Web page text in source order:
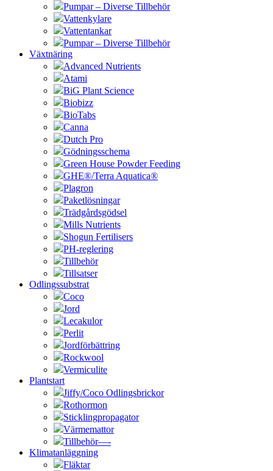
Pumpar – Diverse Tillbehör
Vattenkylare
Vattentankar
Pumpar – Diverse Tillbehör
Växtnäring
Advanced Nutrients
Atami
BiG Plant Science
Biobizz
BioTabs
Canna
Dutch Pro
Gödningsschema
Green House Powder Feeding
GHE®/Terra Aquatica®
Plagron
Paketlösningar
Trädgårdsgödsel
Mills Nutrients
Shogun Fertilisers
PH-reglering
Tillbehör
Tillsatser
Odlingssubstrat
Coco
Jord
Lecakulor
Perlit
Jordförbättring
Rockwool
Vermiculite
Plantstart
Jiffy/Coco Odlingsbrickor
Rothormon
Sticklingpropagator
Värmemattor
Tillbehör—-
Klimatanläggning
Fläktar